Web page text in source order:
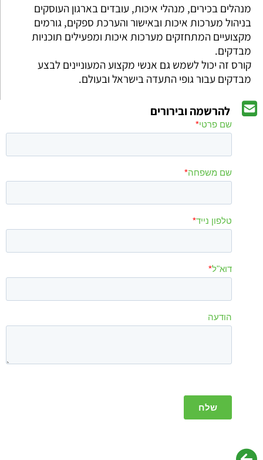
מנהלים בכירים, מנהלי איכות, עובדים בארגון העוסקים
בניהול מערכות איכות ובאישור והערכת ספקים, גורמים
מקצועיים המתחזקים מערכות איכות ומפעילים תוכניות
מבדקים.
קורס זה יכול לשמש גם אנשי מקצוע המעוניינים לבצע
מבדקים עבור גופי התעדה בישראל ובעולם.
להרשמה ובירורים